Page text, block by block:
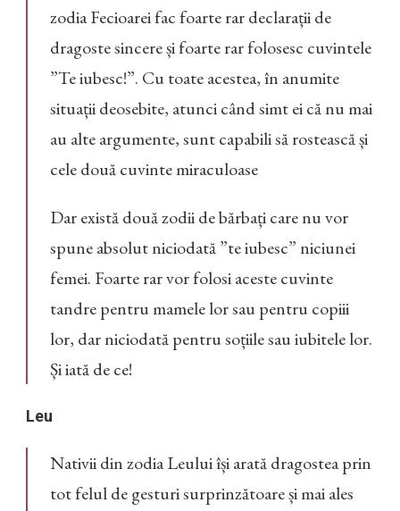
zodia Fecioarei fac foarte rar declarații de
dragoste sincere și foarte rar folosesc cuvintele
”Te iubesc!”. Cu toate acestea, în anumite
situații deosebite, atunci când simt ei că nu mai
au alte argumente, sunt capabili să rostească și
cele două cuvinte miraculoase
Dar există două zodii de bărbați care nu vor
spune absolut niciodată ”te iubesc” niciunei
femei. Foarte rar vor folosi aceste cuvinte
tandre pentru mamele lor sau pentru copiii
lor, dar niciodată pentru soțiile sau iubitele lor.
Și iată de ce!
Leu
Nativii din zodia Leului își arată dragostea prin
tot felul de gesturi surprinzătoare și mai ales